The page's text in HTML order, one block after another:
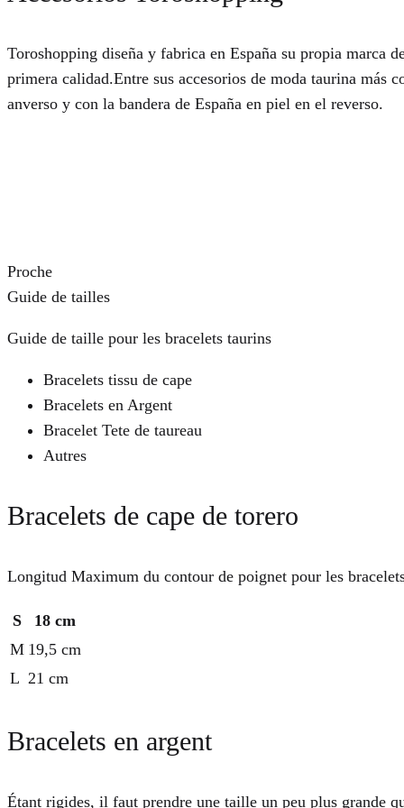
Toroshopping diseña y fabrica en España su propia marca
primera calidad.Entre sus accesorios de moda taurina más
anverso y con la bandera de España en piel en el reverso.
Proche
Guide de tailles
Guide de taille pour les bracelets taurins
Bracelets tissu de cape
Bracelets en Argent
Bracelet Tete de taureau
Autres
Bracelets de cape de torero
Longitud Maximum du contour de poignet pour les
S
18 cm
M 19,5 cm
L 21 cm
Bracelets en argent
Étant rigides, il faut prendre une taille un peu plus grande